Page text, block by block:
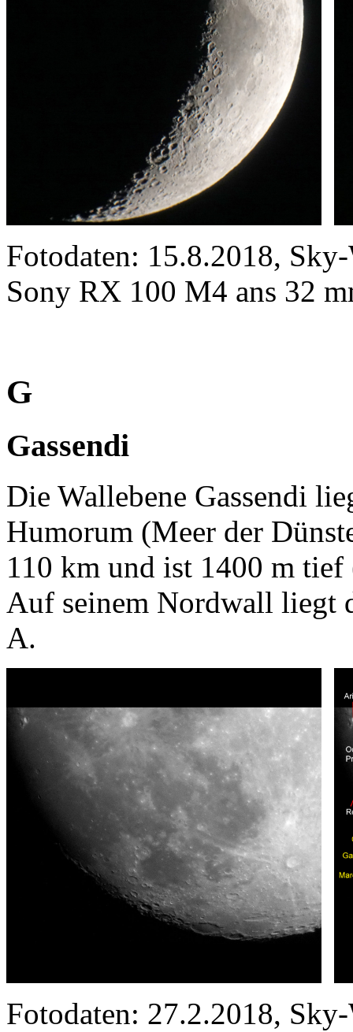
Fotodaten: 15.8.2018,
Sony RX 100 M4 ans 32
G
Gassendi
Die Wallebene Gassendi
Humorum (Meer der
110 km und ist 1400 m
Auf seinem Nordwall liegt
A.
Fotodaten: 27.2.2018,